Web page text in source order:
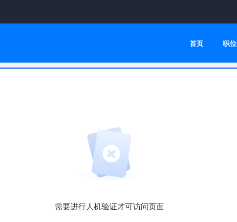
首页 职
需要进行人机验证才可访问页面